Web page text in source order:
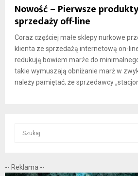
Nowość – Pierwsze
sprzedaży off-line
Coraz częściej małe sklepy nurkowe
klienta ze sprzedażą internetową on-
redukują bowiem marże do
takie wymuszają obniżanie marż w
należy pamiętać, że sprzedawcy
c
-- Reklama --